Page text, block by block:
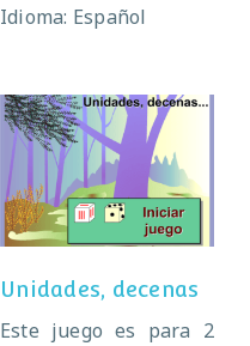
Idioma: Español
Unidades,
decenas
Unidades, decenas
Este juego es para 2